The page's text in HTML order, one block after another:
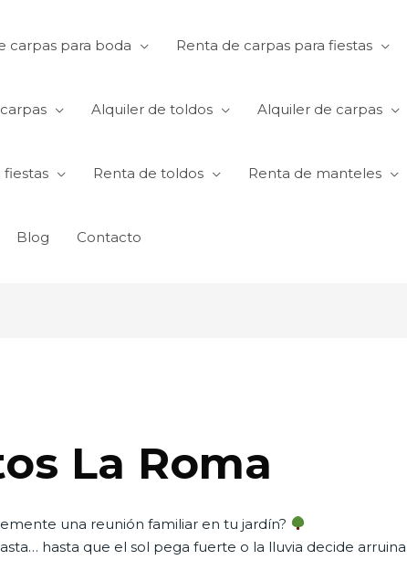
carpas para boda Renta de carpas para fiestas
Alquiler de toldos Alquiler de carpas
fiestas Renta de toldos Renta de manteles
Blog Contacto
La Roma
una reunión familiar en tu jardín?
hasta que el sol pega fuerte o la lluvia decide